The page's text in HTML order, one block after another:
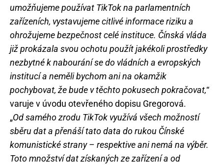
umožňujeme používat TikTok na parlamentních
zařízeních, vystavujeme citlivé informace riziku a
ohrožujeme bezpečnost celé instituce. Čínská vláda
již prokázala svou ochotu použít jakékoli prostředky
nezbytné k nabourání se do vládních a evropských
institucí a neměli bychom ani na okamžik
pochybovat, že bude v těchto pokusech pokračovat,“
varuje v úvodu otevřeného dopisu Gregorová.
„Od samého zrodu TikTok využívá všech možností
sběru dat a přenáší tato data do rukou Čínské
komunistické strany – respektive ani nemá na výběr.
Toto množství dat získaných ze zařízení a od